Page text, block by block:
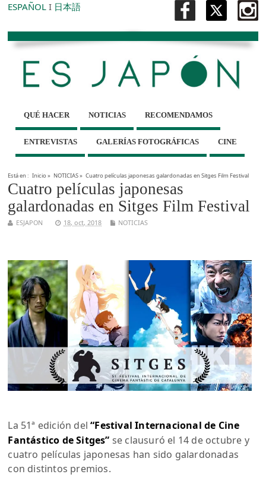
ESPAÑOL I 日本語
QUÉ HACER NOTICIAS RECOMENDAMOS
ENTREVISTAS GALERÍAS FOTOGRÁFICAS CINE
Está en : Inicio» NOTICIAS» Cuatro películas japonesas galardonadas en Sitges Film Festival
Cuatro películas japonesas
galardonadas en Sitges Film Festival
ESJAPON 18, oct, 2018 NOTICIAS
La 51ª edición del“Festival Internacional de Cine
Fantástico de Sitges” se clausuró el 14 de octubre y
cuatro películas japonesas han sido galardonadas
con distintos premios.